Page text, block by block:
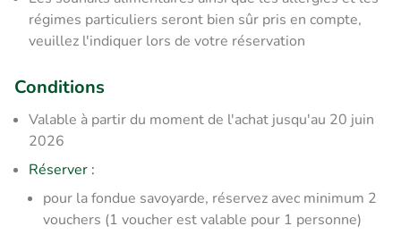
régimes particuliers seront bien sûr pris en compte,
veuillez l'indiquer lors de votre réservation
Conditions
Valable à partir du moment de l'achat jusqu'au 20 juin
2026
Réserver :
pour la fondue savoyarde, réservez avec minimum 2
vouchers (1 voucher est valable pour 1 personne)